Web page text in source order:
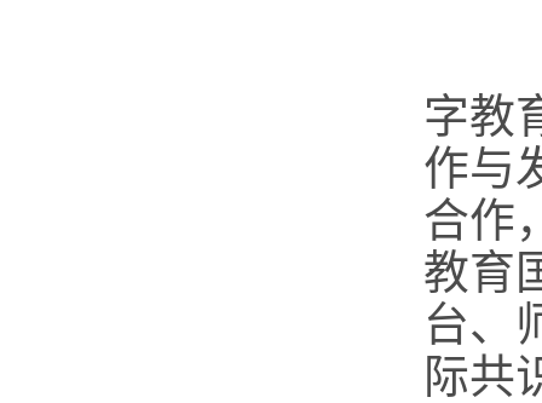
字教
作与
合作
教育
台、
际共